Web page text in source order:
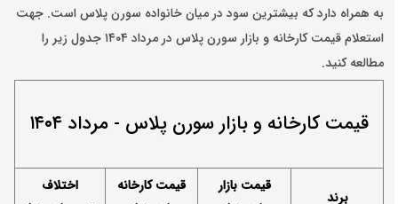
به همراه دارد که بیشترین سود در میان خانواده سورن پلاس است. جهت
استعلام قیمت کارخانه و بازار سورن پلاس در مرداد ۱۴۰۴ جدول زیر را
مطالعه کنید.
قیمت کارخانه و بازار سورن پلاس - مرداد ۱۴۰۴
برند
قیمت بازار
قیمت کارخانه
اختلاف